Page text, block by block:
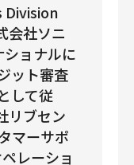
Division
会社ソニ
ョナルに
ット審査
して従
リブセン
マーサポ
レーショ